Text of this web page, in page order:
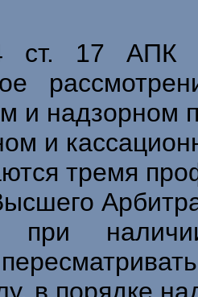
17 АПК
и надзорном
и
тремя
при
в порядке